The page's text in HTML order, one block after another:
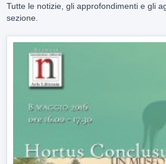
Tutte le notizie, gli approfondimenti e gli
sezione.